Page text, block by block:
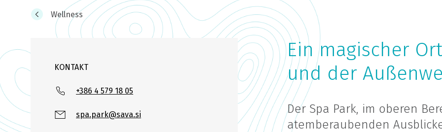
Wellness
Ein magischer
und der
Der Spa Park, im oberen
atemberaubenden
KONTAKT
+386 4 579 18 05
spa.park@sava.si